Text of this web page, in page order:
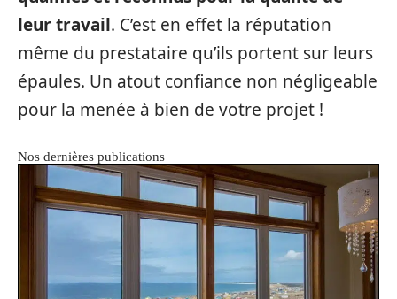
leur travail. C’est en effet la réputation
même du prestataire qu’ils portent sur leurs
épaules. Un atout confiance non négligeable
pour la menée à bien de votre projet !
Nos dernières publications